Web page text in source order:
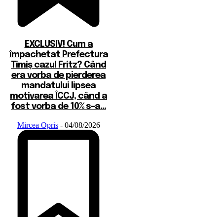
EXCLUSIV! Cum a
împachetat Prefectura
Timiș cazul Fritz? Când
era vorba de pierderea
mandatului lipsea
motivarea ÎCCJ, când a
fost vorba de 10% s-a...
Mircea Opris - 04/08/2026